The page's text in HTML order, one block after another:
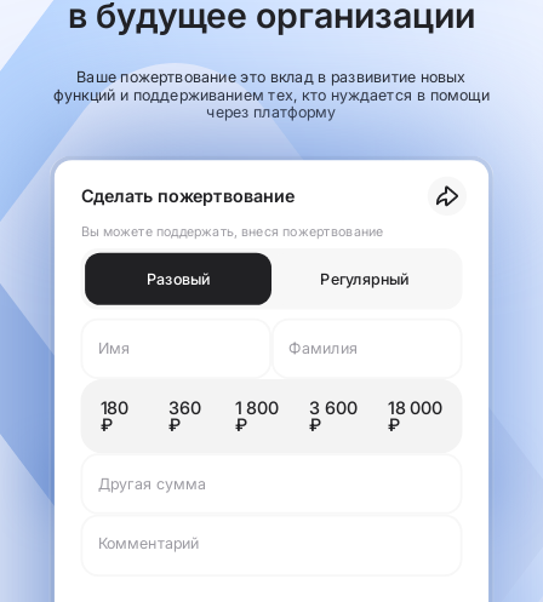
в будущее организации
Ваше пожертвование это вклад в развивитие новых
функций и поддерживанием тех, кто нуждается в помощи
через платформу
Сделать пожертвование
Вы можете поддержать, внеся пожертвование
Разовый Регулярный
Имя Фамилия
180
₽
360
₽
1 800
₽
3 600
₽
18 000
₽
Другая сумма
Комментарий